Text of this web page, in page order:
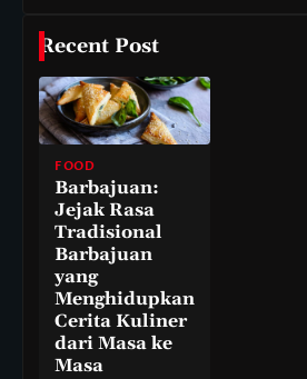
Recent Post
FOOD
Barbajuan:
Jejak Rasa
Tradisional
Barbajuan
yang
Menghidupkan
Cerita Kuliner
dari Masa ke
Masa